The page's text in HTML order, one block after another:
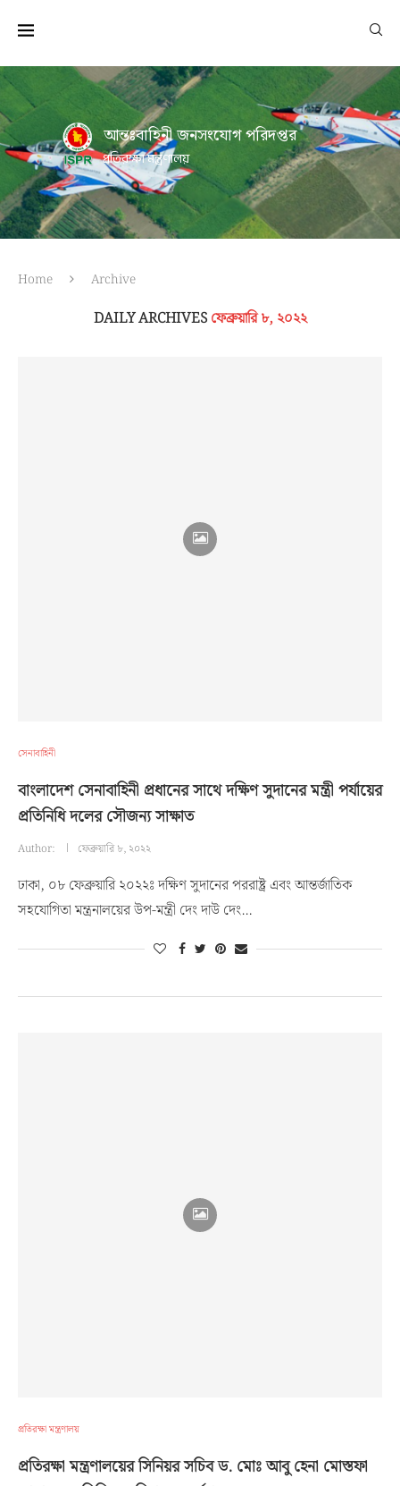
আন্তঃবাহিনী জনসংযোগ পরিদপ্তর
প্রতিরক্ষা মন্ত্রণালয়
Home Archive
DAILY ARCHIVES ফেব্রুয়ারি ৮, ২০২২
সেনাবাহিনী
বাংলাদেশ সেনাবাহিনী প্রধানের সাথে দক্ষিণ সুদানের মন্ত্রী পর্যায়ের
প্রতিনিধি দলের সৌজন্য সাক্ষাত
Author: ফেব্রুয়ারি ৮, ২০২২
ঢাকা, ০৮ ফেব্রুয়ারি ২০২২ঃ দক্ষিণ সুদানের পররাষ্ট্র এবং আন্তর্জাতিক
সহযোগিতা মন্ত্রনালয়ের উপ-মন্ত্রী দেং দাউ দেং…
প্রতিরক্ষা মন্ত্রণালয়
প্রতিরক্ষা মন্ত্রণালয়ের সিনিয়র সচিব ড. মোঃ আবু হেনা মোস্তফা